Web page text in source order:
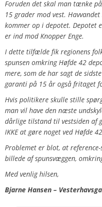
Foruden det skal man tænke
15 grader mod vest.
kommer op i depotet. Depotet
er ind mod Knopper Enge.
I dette tilfælde fik regionens
spunsen omkring Høfde 42
mere, som de har sagt de
garanti på 15 år også fritaget
Hvis politikere skulle stille
man vil have den næste
dårlige tilstand til vestsiden af
IKKE at gøre noget ved Høfde
Problemet er blot, at
billede af spunsvæggen,
Med venlig hilsen,
Bjarne Hansen –